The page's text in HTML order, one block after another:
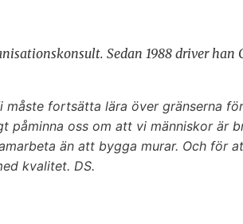
Sedan 1988 driver han
fortsätta lära över gränserna
påminna oss om att vi människor är
än att bygga murar. Och för
kvalitet. DS.